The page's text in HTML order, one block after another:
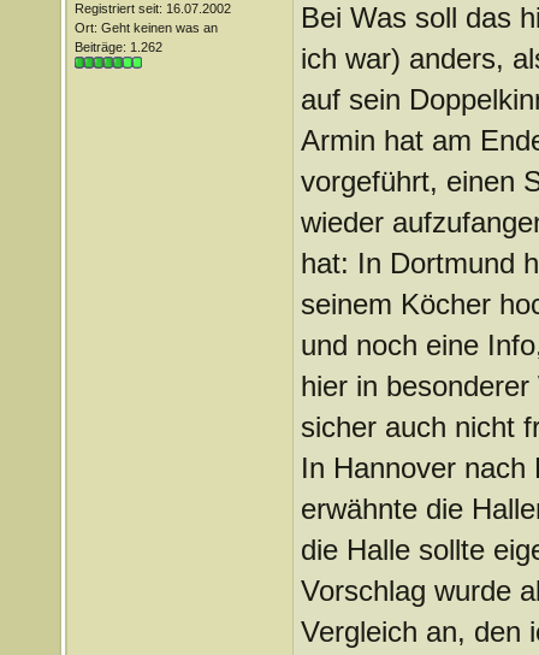
Registriert seit: 16.07.2002
Ort: Geht keinen was an
Beiträge: 1.262
Bei Was soll das
ich war) anders,
auf sein
Armin hat am
vorgeführt, einen
wieder
hat: In Dortmund
seinem Köcher
und noch eine
hier in
sicher auch nicht
In Hannover
erwähnte die
die Halle sollte
Vorschlag wurde
Vergleich an, den